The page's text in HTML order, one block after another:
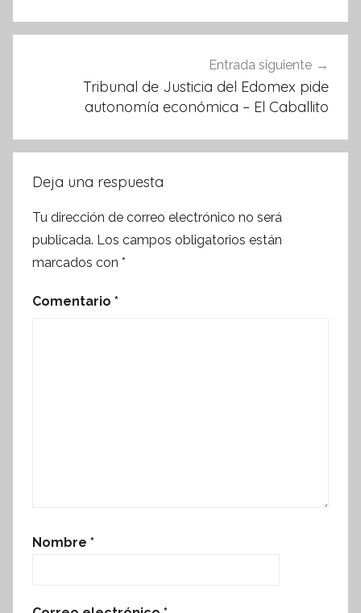
Entrada siguiente
Tribunal de Justicia del Edomex pide
autonomía económica – El Caballito
Deja una respuesta
Tu dirección de correo electrónico no será
publicada. Los campos obligatorios están
marcados con *
Comentario *
Nombre *